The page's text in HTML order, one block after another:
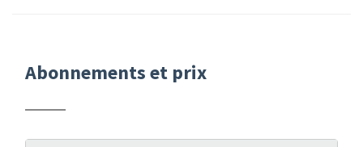
Abonnements et prix